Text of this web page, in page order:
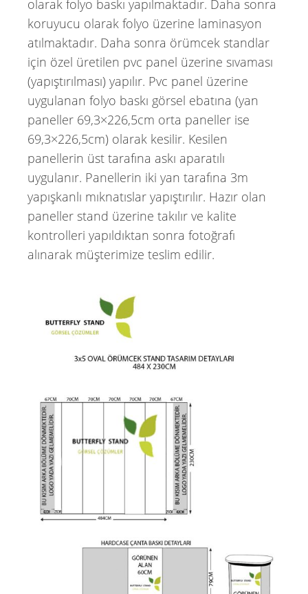
olarak folyo baskı yapılmaktadır. Daha sonra
koruyucu olarak folyo üzerine laminasyon
atılmaktadır. Daha sonra örümcek standlar
için özel üretilen pvc panel üzerine sıvaması
(yapıştırılması) yapılır. Pvc panel üzerine
uygulanan folyo baskı görsel ebatına (yan
paneller 69,3×226,5cm orta paneller ise
69,3×226,5cm) olarak kesilir. Kesilen
panellerin üst tarafına askı aparatılı
uygulanır. Panellerin iki yan tarafına 3m
yapışkanlı mıknatıslar yapıştırılır. Hazır olan
paneller stand üzerine takılır ve kalite
kontrolleri yapıldıktan sonra fotoğrafı
alınarak müşterimize teslim edilir.